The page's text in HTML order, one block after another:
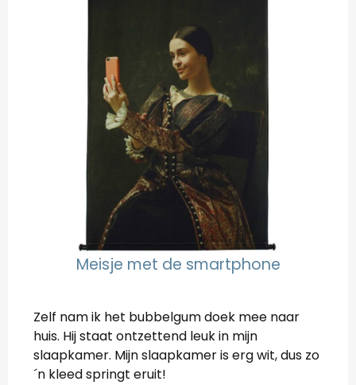
Meisje met de smartphone
Zelf nam ik het bubbelgum doek mee naar
huis. Hij staat ontzettend leuk in mijn
slaapkamer. Mijn slaapkamer is erg wit, dus zo
´n kleed springt eruit!